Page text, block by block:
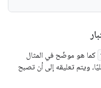
كما هو موضّح في المثال
ويتم تعليقه إلى أن تصبح